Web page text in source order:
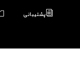
پشتیبانی